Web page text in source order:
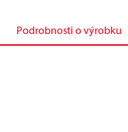
Podrobnosti o výrobku